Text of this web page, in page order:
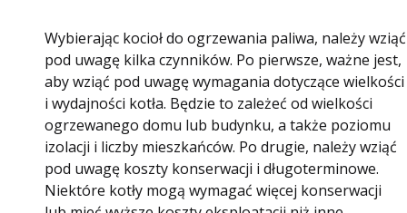
Wybierając kocioł do ogrzewania paliwa, należy wziąć
pod uwagę kilka czynników. Po pierwsze, ważne jest,
aby wziąć pod uwagę wymagania dotyczące wielkości
i wydajności kotła. Będzie to zależeć od wielkości
ogrzewanego domu lub budynku, a także poziomu
izolacji i liczby mieszkańców. Po drugie, należy wziąć
pod uwagę koszty konserwacji i długoterminowe.
Niektóre kotły mogą wymagać więcej konserwacji